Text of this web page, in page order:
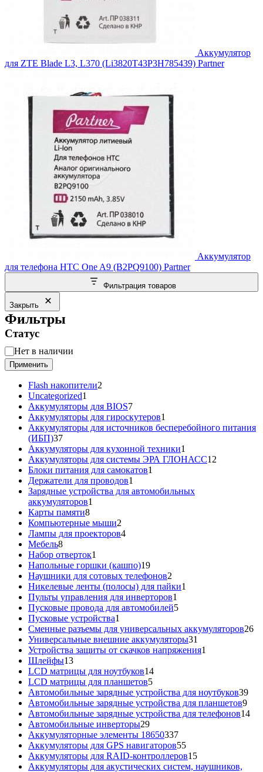
Аккумулятор
для ZTE Blade L3, L370 (Li3820T43P3H785439) Partner
Аккумулятор
для телефона HTC One A9 (B2PQ9100) Partner
Фильтрация товаров
Закрыть
Фильтры
Статус
Статус
Нет в наличии
Применить
Flash накопители2
Uncategorized1
товар
Аккумуляторы для BIOS77
товаров
Аккумуляторы для гироскутеров1
товар
Аккумуляторы для источников бесперебойного питания
(ИБП)3737
товаров
Аккумуляторы для кухонной техники1
товар
Аккумуляторы для системы ЭРА ГЛОНАСС12
Блоки питания для самокатов1
Держатели для проводов1
товар
Зарядные устройства для автомобильных
аккумуляторов1
Карты памяти88
товаров
Компьютерные мыши2
товара
Лампы для проекторов44
Мебель88
товаров
Набор отверток1
товар
Напольные горшки (кашпо)1919
товаров
Наушники для сотовых телефонов2
товара
Никелевые ленты (полосы) для пайки1
Пульты управления для инверторов1
товар
Пусковые провода для автомобилей55
Пусковые устройства1
товар
Сменные разъемы для универсальных аккумуляторов2626
Универсальные внешние аккумуляторы31
товар
Устройства защиты от скачков напряжения1
Шлейфы1313
товаров
LCD матрицы для ноутбуков1414
LCD матрицы для планшетов55
товаров
Автомобильные зарядные устройства для ноутбуков3939
Автомобильные зарядные устройства для планшетов99
Автомобильные зарядные устройства для телефонов1414
Автомобильные инверторы2929
товаров
Аккумуляторные элементы 18650337337
товаров
Аккумуляторы для GPS навигаторов5555
товаров
Аккумуляторы для RAID-контроллеров1515
товаров
Аккумуляторы для акустических систем, наушников,